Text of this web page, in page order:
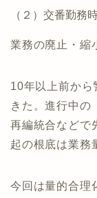
（２）交番勤務
業務の廃止・縮
10年以上前から
きた。進行中
再編統合などで
起の根底は業務
今回は量的合理